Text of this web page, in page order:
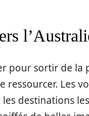
pour sortir de la
ressourcer. Les
destinations